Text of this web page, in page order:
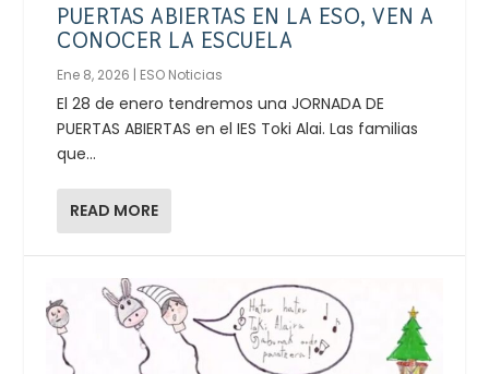
PUERTAS ABIERTAS EN LA ESO, VEN A
CONOCER LA ESCUELA
Ene 8, 2026 | ESO Noticias
El 28 de enero tendremos una JORNADA DE
PUERTAS ABIERTAS en el IES Toki Alai. Las familias
que...
READ MORE